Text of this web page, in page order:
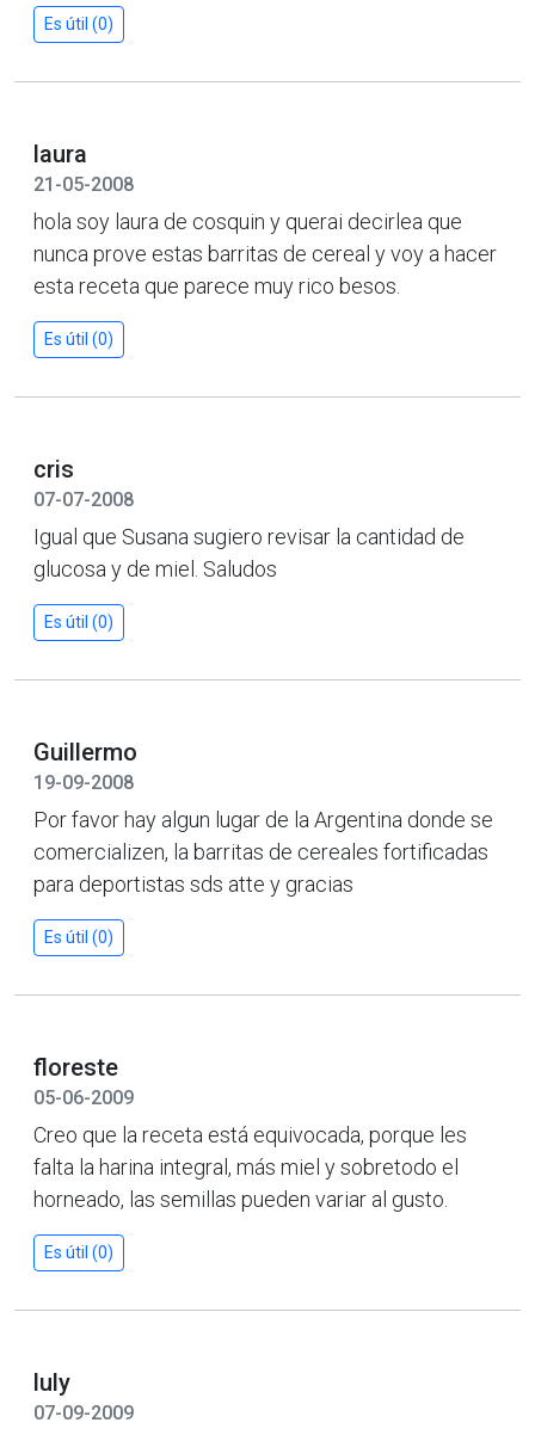
Es útil (0)
laura
21-05-2008
hola soy laura de cosquin y querai decirlea que
nunca prove estas barritas de cereal y voy a hacer
esta receta que parece muy rico besos.
Es útil (0)
cris
07-07-2008
Igual que Susana sugiero revisar la cantidad de
glucosa y de miel. Saludos
Es útil (0)
Guillermo
19-09-2008
Por favor hay algun lugar de la Argentina donde se
comercializen, la barritas de cereales fortificadas
para deportistas sds atte y gracias
Es útil (0)
floreste
05-06-2009
Creo que la receta está equivocada, porque les
falta la harina integral, más miel y sobretodo el
horneado, las semillas pueden variar al gusto.
Es útil (0)
luly
07-09-2009